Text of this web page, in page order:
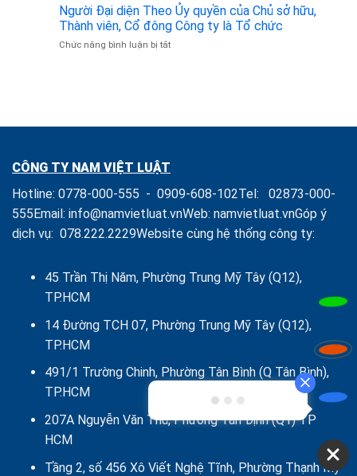
Cổ
phần,
Mua
Phần
Hành
Bị
Nghiêm
Người Đại diện Theo Ủy quyền của Chủ sở hữu,
Thành viên, Cổ đông Công ty là Tổ chức
Chức năng bình luận bị tắtở
quyền
Thành
viên,
Cổ
đông
là
CÔNG TY NAM VIỆT LUẬT
Hotline: 0778-000-555 - 0909-608-102Tel: 02873-000-
555 Email: info@namvietluat.vnWeb: namvietluat.vnGóp ý
dịch vụ: 078.222.2229Website cùng hệ thống công ty:
45 Trần Thị Năm, Phường Trung Mỹ Tây (Q12),
TP.HCM
14 Đường TCH 07, Phường Trung Mỹ Tây (Q12),
TP.HCM
491/1 Trường Chinh, Phường Tân Bình (Q Tân Bình),
TP.HCM
207A Nguyễn Văn Thủ, Phường Tân Định (Q1) TP
HCM
Tầng 2, số 456 Xô Viết Nghệ Tĩnh, Phường Thạnh Mỹ